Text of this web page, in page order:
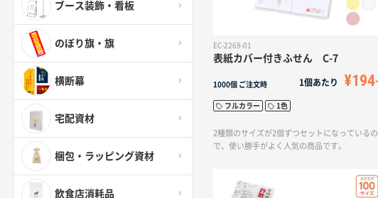
ブース装飾・看板
のぼり旗・旗
横断幕
宅配資材
梱包・ラッピング資材
飲食店消耗品
EC-2269-01
表紙カバー付きふせん C-7
1000個 ご注文時 1個あたり ¥194
フルカラー 1色
2種類のサイズが2個ずつセットになっているの
で、使い勝手がよく人気の商品です。